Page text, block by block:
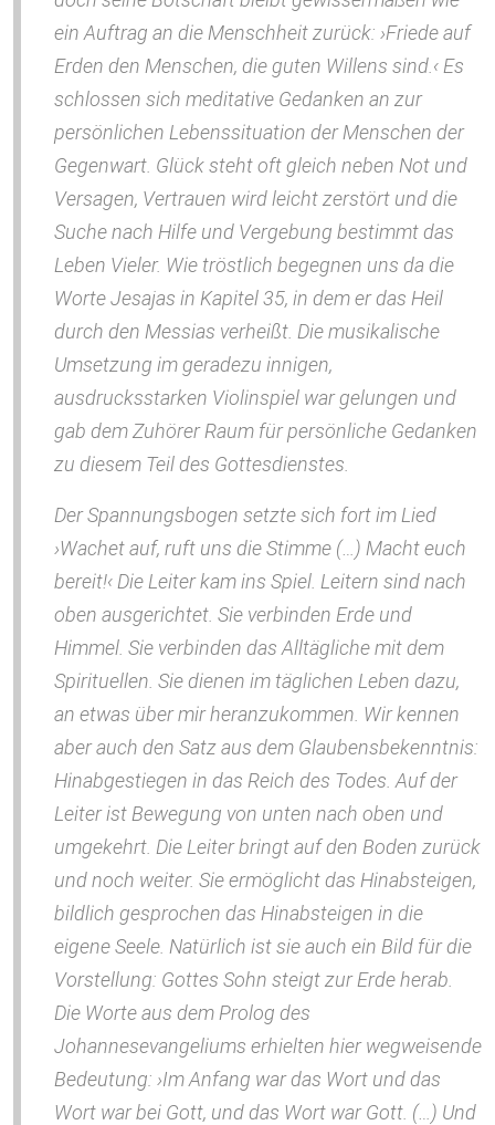
ein Auftrag an die Menschheit zurück: ›Friede auf
Erden den Menschen, die guten Willens sind.‹ Es
schlossen sich meditative Gedanken an zur
persönlichen Lebenssituation der Menschen der
Gegenwart. Glück steht oft gleich neben Not und
Versagen, Vertrauen wird leicht zerstört und die
Suche nach Hilfe und Vergebung bestimmt das
Leben Vieler. Wie tröstlich begegnen uns da die
Worte Jesajas in Kapitel 35, in dem er das Heil
durch den Messias verheißt. Die musikalische
Umsetzung im geradezu innigen,
ausdrucksstarken Violinspiel war gelungen und
gab dem Zuhörer Raum für persönliche Gedanken
zu diesem Teil des Gottesdienstes.
Der Spannungsbogen setzte sich fort im Lied
›Wachet auf, ruft uns die Stimme (…) Macht euch
bereit!‹ Die Leiter kam ins Spiel. Leitern sind nach
oben ausgerichtet. Sie verbinden Erde und
Himmel. Sie verbinden das Alltägliche mit dem
Spirituellen. Sie dienen im täglichen Leben dazu,
an etwas über mir heranzukommen. Wir kennen
aber auch den Satz aus dem Glaubensbekenntnis:
Hinabgestiegen in das Reich des Todes. Auf der
Leiter ist Bewegung von unten nach oben und
umgekehrt. Die Leiter bringt auf den Boden zurück
und noch weiter. Sie ermöglicht das Hinabsteigen,
bildlich gesprochen das Hinabsteigen in die
eigene Seele. Natürlich ist sie auch ein Bild für die
Vorstellung: Gottes Sohn steigt zur Erde herab.
Die Worte aus dem Prolog des
Johannesevangeliums erhielten hier wegweisende
Bedeutung: ›Im Anfang war das Wort und das
Wort war bei Gott, und das Wort war Gott. (…) Und